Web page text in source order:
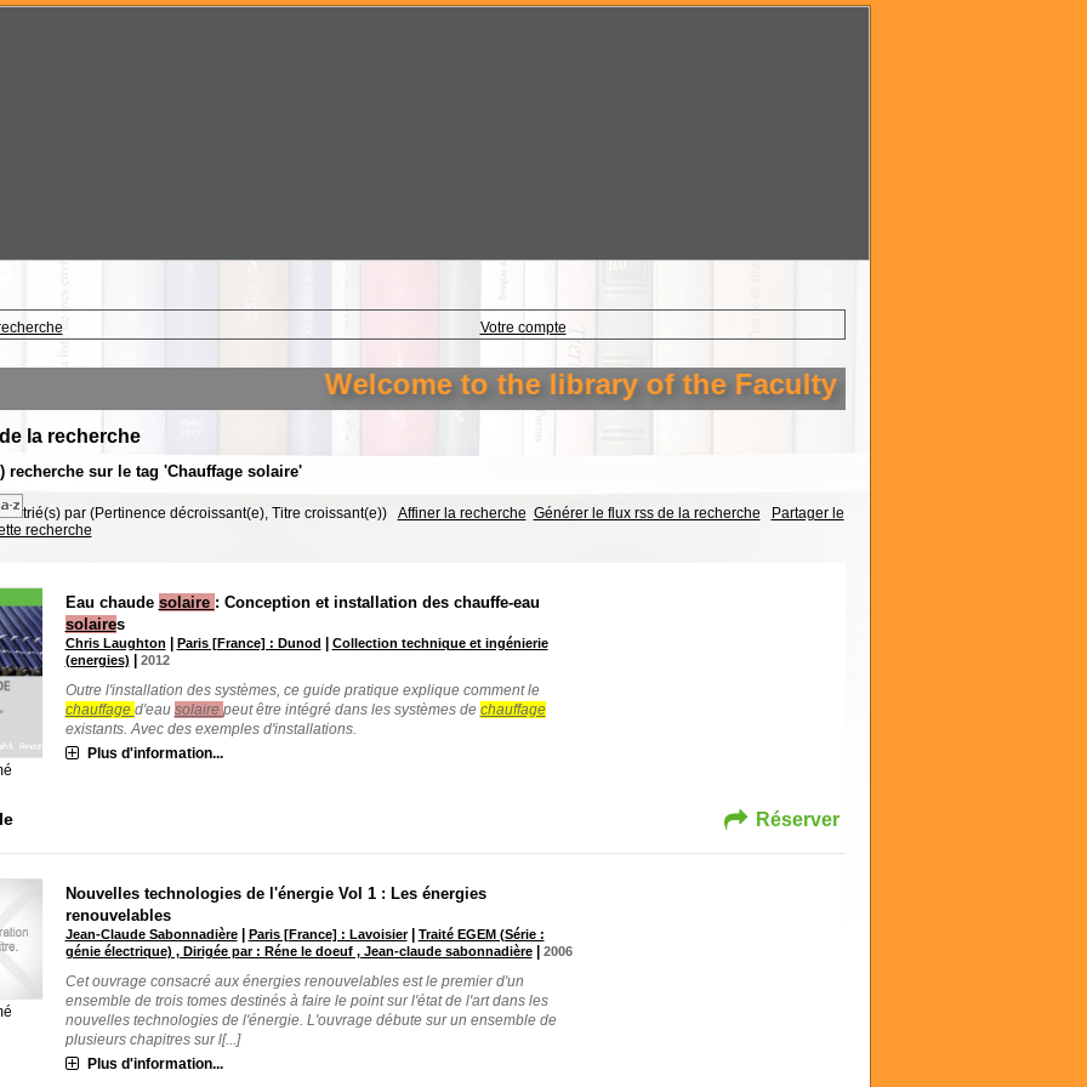
Votre compte
Welcome to the library of the Faculty of Technology
la recherche
recherche sur le tag 'Chauffage solaire'
trié(s) par (Pertinence décroissant(e), Titre croissant(e)) Affiner la recherche Générer le flux rss de la recherche
Partager le
recherche
Eau chaude solaire : Conception et installation des chauffe-eau
solaires
Chris Laughton Paris [France] : Dunod
Collection technique et ingénierie
(energies)
2012
Outre l'installation des systèmes, ce guide pratique explique comment le
chauffage d'eau solaire peut être intégré dans les systèmes de chauffage
existants. Avec des exemples d'installations.
Plus d'information...
Réserver
Nouvelles technologies de l'énergie Vol 1 : Les énergies
renouvelables
Jean-Claude Sabonnadière | Paris [France] : Lavoisier| Traité EGEM (Série :
génie électrique) , Dirigée par : Réne le doeuf , Jean-claude sabonnadière| 2006
Cet ouvrage consacré aux énergies renouvelables est le premier d'un
ensemble de trois tomes destinés à faire le point sur l'état de l'art dans les
nouvelles technologies de l'énergie. L'ouvrage débute sur un ensemble de
plusieurs chapitres sur l[...]
Plus d'information...